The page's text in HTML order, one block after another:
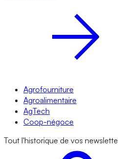
Agrofourniture
Agroalimentaire
AgTech
Coop-négoce
Tout l'historique de vos